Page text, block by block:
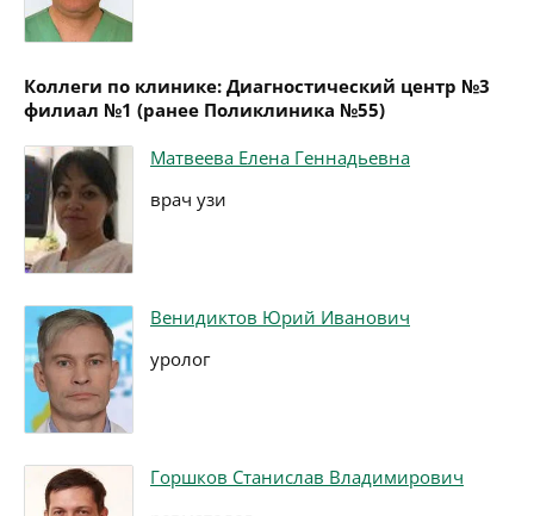
Коллеги по клинике: Диагностический центр №3
филиал №1 (ранее Поликлиника №55)
Матвеева Елена Геннадьевна
врач узи
Венидиктов Юрий Иванович
уролог
Горшков Станислав Владимирович